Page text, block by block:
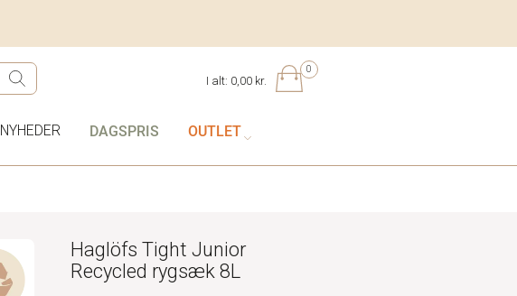
0
I alt: 0,00 kr.
NYHEDER DAGSPRIS OUTLET
Haglöfs Tight Junior
Recycled rygsæk 8L